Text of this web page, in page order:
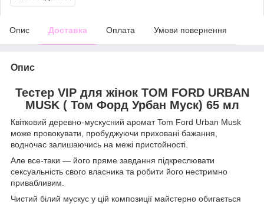
Опис Доставка Оплата Умови повернення
Опис
Тестер VIP для жінок TOM FORD URBAN
MUSK ( Том Форд Урбан Муск) 65 мл
Квітковий деревно-мускусний аромат Tom Ford Urban Musk
може провокувати, пробуджуючи приховані бажання,
водночас залишаючись на межі пристойності.
Але все-таки — його пряме завдання підкреслювати
сексуальність свого власника та робити його нестримно
привабливим.
Чистий білий мускус у цій композиції майстерно обигається